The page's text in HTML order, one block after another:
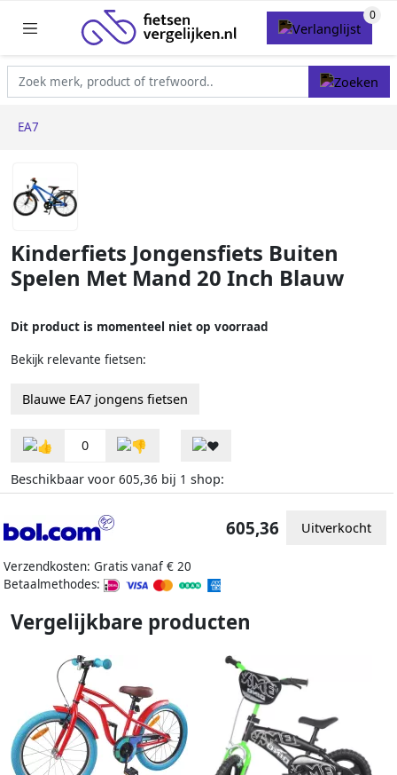
EA7
Kinderfiets Jongensfiets Buiten
Spelen Met Mand 20 Inch Blauw
Dit product is momenteel niet op voorraad
Bekijk relevante fietsen:
Blauwe EA7 jongens fietsen
0
Beschikbaar voor 605,36 bij 1 shop:
Verzendkosten: Gratis vanaf € 20
Betaalmethodes:
605,36 Uitverkocht
Vergelijkbare producten